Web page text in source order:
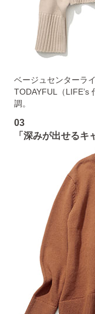
ベージュセンターラ
TODAYFUL（
調。
03
「深みが出せるキ